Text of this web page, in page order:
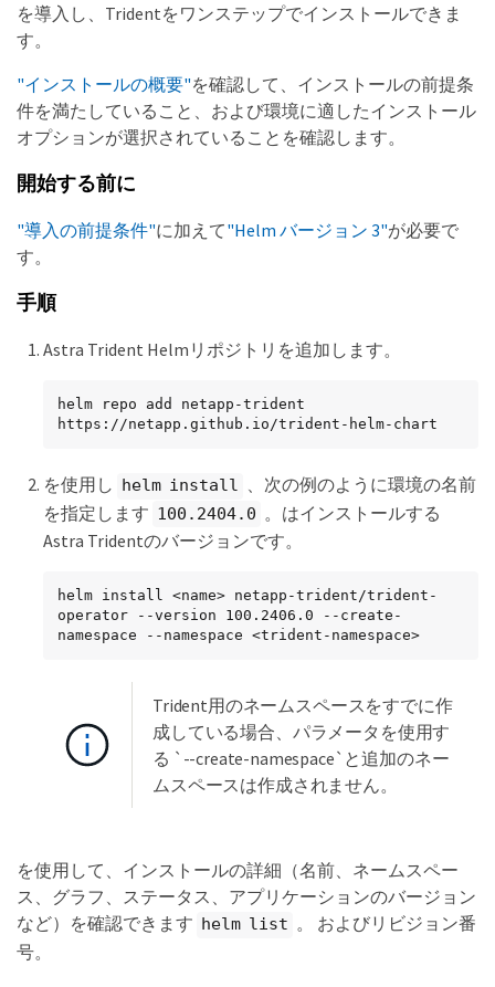
を導入し、Tridentをワンステップでインストールできま
す。
"インストールの概要"を確認して、インストールの前提条
件を満たしていること、および環境に適したインストール
オプションが選択されていることを確認します。
開始する前に
"導入の前提条件"に加えて"Helm バージョン 3"が必要で
す。
手順
Astra Trident Helmリポジトリを追加します。
helm repo add netapp-trident
https://netapp.github.io/trident-helm-chart
を使用し helm install 、次の例のように環境の名前
を指定します 100.2404.0 。はインストールする
Astra Tridentのバージョンです。
helm install <name> netapp-trident/trident-
operator --version 100.2406.0 --create-
namespace --namespace <trident-namespace>
Trident用のネームスペースをすでに作
成している場合、パラメータを使用す
る `--create-namespace`と追加のネー
ムスペースは作成されません。
を使用して、インストールの詳細（名前、ネームスペー
ス、グラフ、ステータス、アプリケーションのバージョン
など）を確認できます helm list 。 およびリビジョン番
号。